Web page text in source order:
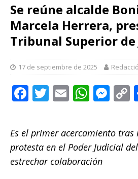
Se reúne alcalde
Marcela Herrera,
Tribunal Superior
17 de septiembre de 2025
F
c
e
b
T
it
te
r
E
ai
l
W
at
s
A
M
ss
e
n
y
Es el primer acercamiento
protesta en el Poder Judicial
estrechar colaboración